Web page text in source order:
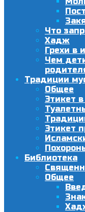
Пост
Что
Хадж
Грехи в
Чем
Традиции
Общее
Этикет
Этикет
Библиотека
Общее